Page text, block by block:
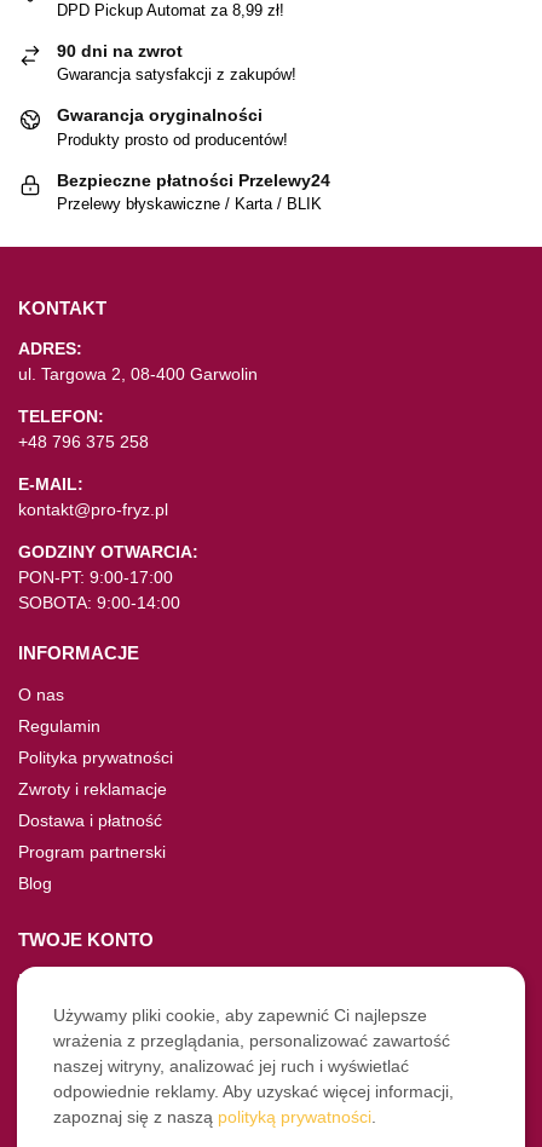
DPD Pickup Automat za 8,99 zł!
90 dni na zwrot
Gwarancja satysfakcji z zakupów!
Gwarancja oryginalności
Produkty prosto od producentów!
Bezpieczne płatności Przelewy24
Przelewy błyskawiczne / Karta / BLIK
KONTAKT
ADRES:
ul. Targowa 2, 08-400 Garwolin
TELEFON:
+48 796 375 258
E-MAIL:
kontakt@pro-fryz.pl
GODZINY OTWARCIA:
PON-PT: 9:00-17:00
SOBOTA: 9:00-14:00
INFORMACJE
O nas
Regulamin
Polityka prywatności
Zwroty i reklamacje
Dostawa i płatność
Program partnerski
Blog
TWOJE KONTO
Moje konto
Nie pamiętasz hasła?
Twoje zamówienia
NASZE SOCIALE
Używamy pliki cookie, aby zapewnić Ci najlepsze
wrażenia z przeglądania, personalizować zawartość
naszej witryny, analizować jej ruch i wyświetlać
odpowiednie reklamy. Aby uzyskać więcej informacji,
zapoznaj się z naszą polityką prywatności